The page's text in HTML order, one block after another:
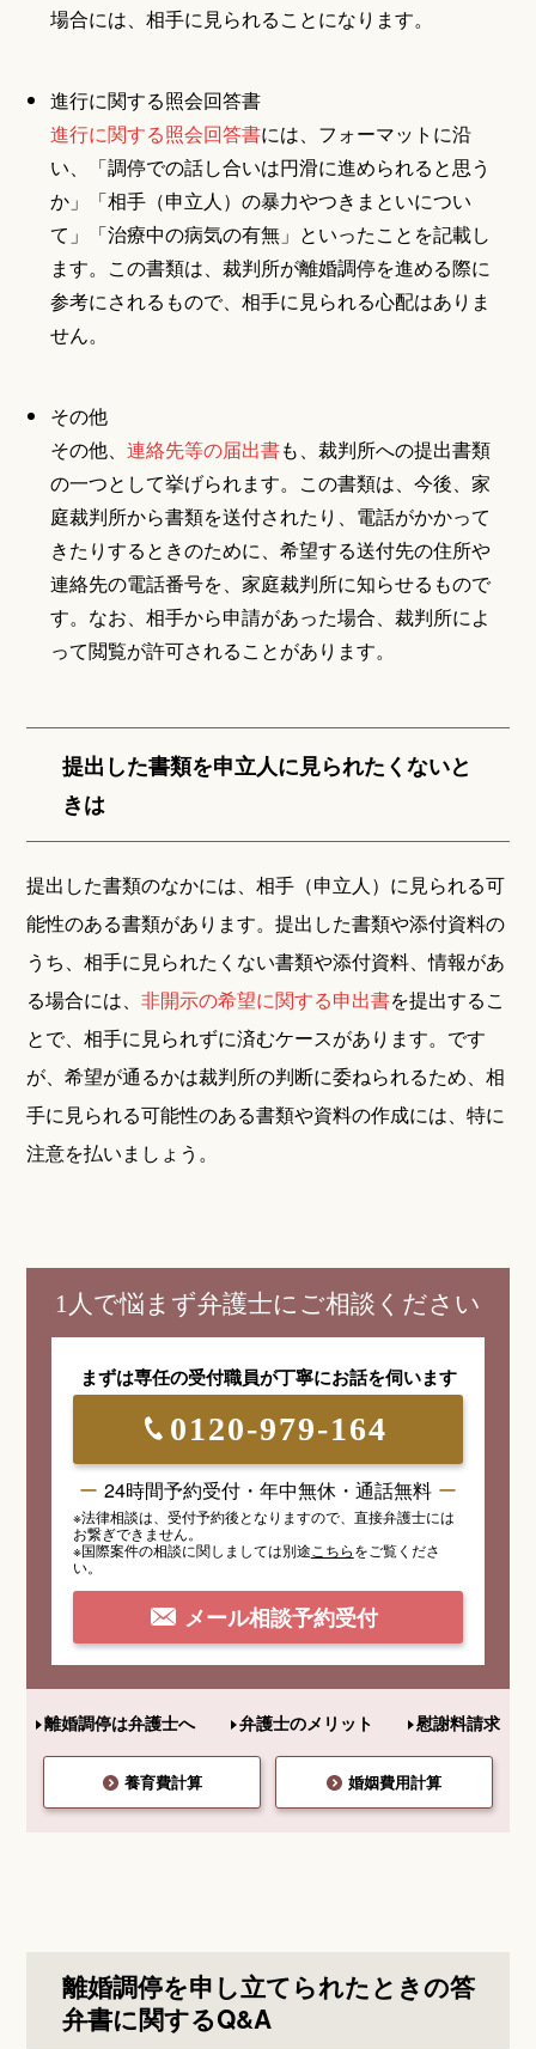
場合には、相手に見られることになります。
進行に関する照会回答書
進行に関する照会回答書には、フォーマットに沿
い、「調停での話し合いは円滑に進められると思う
か」「相手（申立人）の暴力やつきまといについ
て」「治療中の病気の有無」といったことを記載し
ます。この書類は、裁判所が離婚調停を進める際に
参考にされるもので、相手に見られる心配はありま
せん。
その他
その他、連絡先等の届出書も、裁判所への提出書類
の一つとして挙げられます。この書類は、今後、家
庭裁判所から書類を送付されたり、電話がかかって
きたりするときのために、希望する送付先の住所や
連絡先の電話番号を、家庭裁判所に知らせるもので
す。なお、相手から申請があった場合、裁判所によ
って閲覧が許可されることがあります。
提出した書類を申立人に見られたくないと
きは
提出した書類のなかには、相手（申立人）に見られる可
能性のある書類があります。提出した書類や添付資料の
うち、相手に見られたくない書類や添付資料、情報があ
る場合には、非開示の希望に関する申出書を提出するこ
とで、相手に見られずに済むケースがあります。です
が、希望が通るかは裁判所の判断に委ねられるため、相
手に見られる可能性のある書類や資料の作成には、特に
注意を払いましょう。
1人で悩まず弁護士にご相談ください
まずは専任の受付職員が丁寧にお話を伺います
0120-979-164
24時間予約受付・年中無休・通話無料
※法律相談は、受付予約後となりますので、 直接弁護士には
お繋ぎできません。
※国際案件の相談に関しましては別途 こちらをご覧くださ
い。
メール相談予約受付
離婚調停は弁護士へ 弁護士のメリット 慰謝料請求
養育費計算 婚姻費用計算
離婚調停を申し立てられたときの答
弁書に関するQ&A